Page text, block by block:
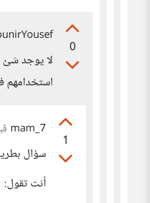
0
لا يوجد شئ
استخدامهم
1
mam_7
سؤال
أنت تقول: